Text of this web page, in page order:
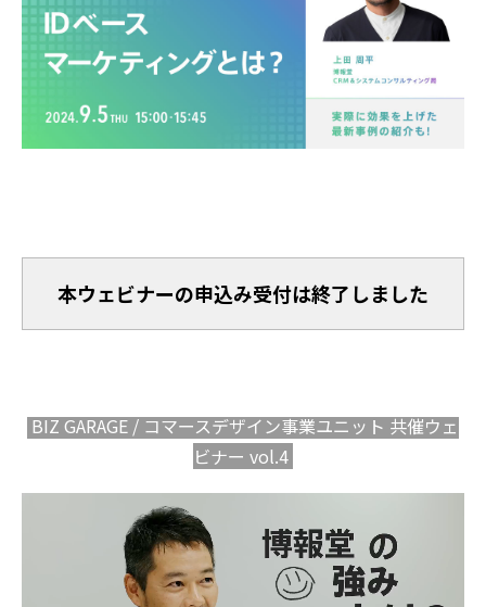
本ウェビナーの申込み受付は終了しました
BIZ GARAGE/コマースデザイン事業ユニット 共催ウェ
ビナー vol.4